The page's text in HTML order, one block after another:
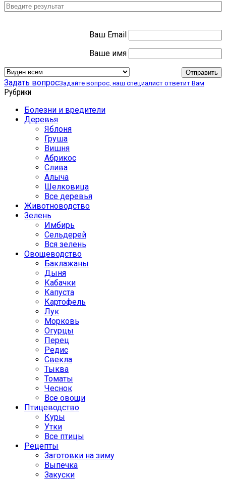
Ваш Email
Ваше имя
Задать вопросЗадайте вопрос, наш специалист ответит Вам
Рубрики
Болезни и вредители
Деревья
Яблоня
Груша
Вишня
Абрикос
Слива
Алыча
Шелковица
Все деревья
Животноводство
Зелень
Имбирь
Сельдерей
Вся зелень
Овощеводство
Баклажаны
Дыня
Кабачки
Капуста
Картофель
Лук
Морковь
Огурцы
Перец
Редис
Свекла
Тыква
Томаты
Чеснок
Все овощи
Птицеводство
Куры
Утки
Все птицы
Рецепты
Заготовки на зиму
Выпечка
Закуски